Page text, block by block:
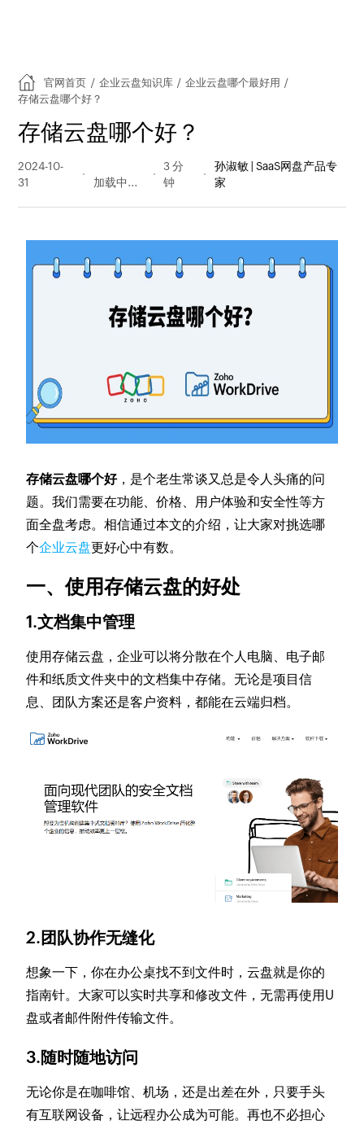
官网首页 / 企业云盘知识库 / 企业云盘哪个最好用 /
存储云盘哪个好？
存储云盘哪个好？
2024-10-
31
量
3 分
钟
孙淑敏 | SaaS网盘产品专
家
存储云盘哪个好，是个老生常谈又总是令人头痛的问
题。我们需要在功能、价格、用户体验和安全性等方
面全盘考虑。相信通过本文的介绍，让大家对挑选哪
个企业云盘更好心中有数。
一、使用存储云盘的好处
1.文档集中管理
使用存储云盘，企业可以将分散在个人电脑、电子邮
件和纸质文件夹中的文档集中存储。无论是项目信
息、团队方案还是客户资料，都能在云端归档。
2.团队协作无缝化
想象一下，你在办公桌找不到文件时，云盘就是你的
指南针。大家可以实时共享和修改文件，无需再使用U
盘或者邮件附件传输文件。
3.随时随地访问
无论你是在咖啡馆、机场，还是出差在外，只要手头
有互联网设备，让远程办公成为可能。再也不必担心